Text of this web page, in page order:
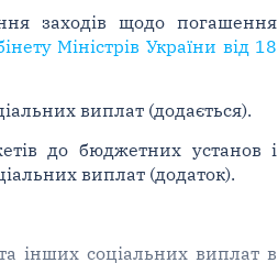
заходів щодо погашення
Міністрів України від 18
виплат (додається).
до бюджетних установ і
виплат (додаток).
інших соціальних виплат в